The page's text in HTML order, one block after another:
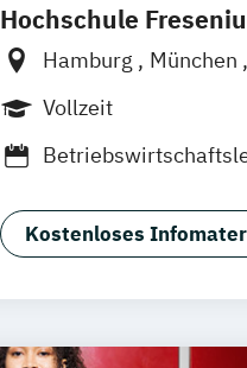
Hochschule
Hamburg München
Wolfenbüttel
Vollzeit
Hotel- und
Kostenloses